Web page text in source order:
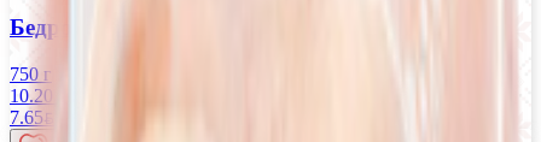
Бедро ЦБ «Петруха» охлажденное
750 г
10.20 руб/кг
7.65BYN